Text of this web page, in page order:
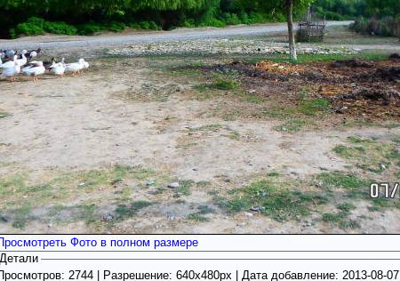
Фото в полном размере
Детали
Просмотров: 2744 | Разрешение: 640x480px | Дата добавление: 2013-08-07